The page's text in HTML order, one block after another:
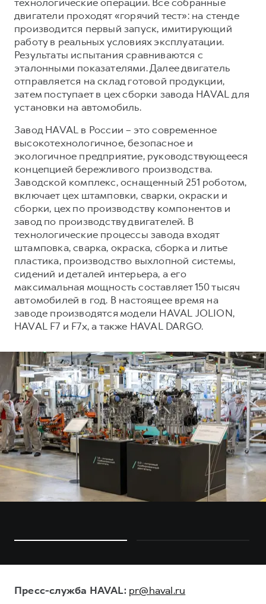
двигатели проходят «горячий тест»: на стенде
производится первый запуск, имитирующий
работу в реальных условиях эксплуатации.
Результаты испытания сравниваются с
эталонными показателями. Далее двигатель
отправляется на склад готовой продукции,
затем поступает в цех сборки завода HAVAL для
установки на автомобиль.
Завод HAVAL в России – это современное
высокотехнологичное, безопасное и
экологичное предприятие, руководствующееся
концепцией бережливого производства.
Заводской комплекс, оснащенный 251 роботом,
включает цех штамповки, сварки, окраски и
сборки, цех по производству компонентов и
завод по производству двигателей. В
технологические процессы завода входят
штамповка, сварка, окраска, сборка и литье
пластика, производство выхлопной системы,
сидений и деталей интерьера, а его
максимальная мощность составляет 150 тысяч
автомобилей в год. В настоящее время на
заводе производятся модели HAVAL JOLION,
HAVAL F7 и F7x, а также HAVAL DARGO.
Пресс-служба HAVAL: pr@haval.ru